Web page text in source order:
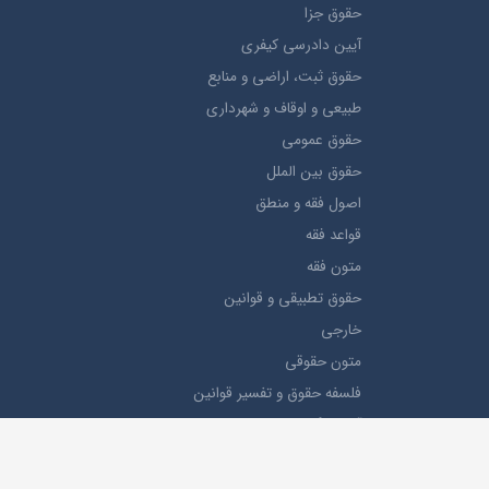
حقوق جزا
آيین دادرسی کیفری
حقوق ثبت، اراضي و منابع
طبيعي و اوقاف و شهرداری
حقوق عمومی
حقوق بين الملل
اصول فقه و منطق
قواعد فقه
متون فقه
حقوق تطبيقي و قوانین
خارجی
متون حقوقي
فلسفه حقوق و تفسیر قوانین
آیین نگارش حقوقی